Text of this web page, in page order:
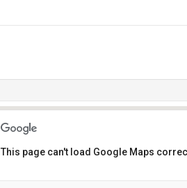
This page can't load Google Maps